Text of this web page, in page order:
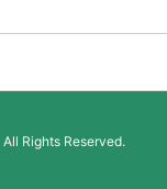
All Rights Reserved.